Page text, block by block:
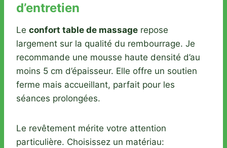
d’entretien
Le confort table de massage repose
largement sur la qualité du rembourrage. Je
recommande une mousse haute densité d’au
moins 5 cm d’épaisseur. Elle offre un soutien
ferme mais accueillant, parfait pour les
séances prolongées.
Le revêtement mérite votre attention
particulière. Choisissez un matériau: